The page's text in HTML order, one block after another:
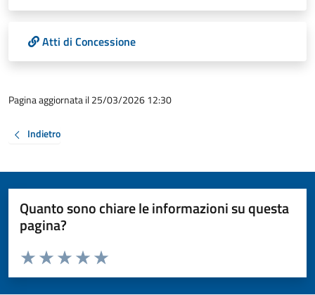
Atti di Concessione
Pagina aggiornata il 25/03/2026 12:30
Indietro
Quanto sono chiare le informazioni su questa
pagina?
Valuta da 1 a 5 stelle la pagina
Valuta 5 stelle su 5
Valuta 4 stelle su 5
Valuta 3 stelle su 5
Valuta 2 stelle su 5
Valuta 1 stelle su 5